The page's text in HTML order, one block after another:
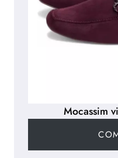
Mocassim